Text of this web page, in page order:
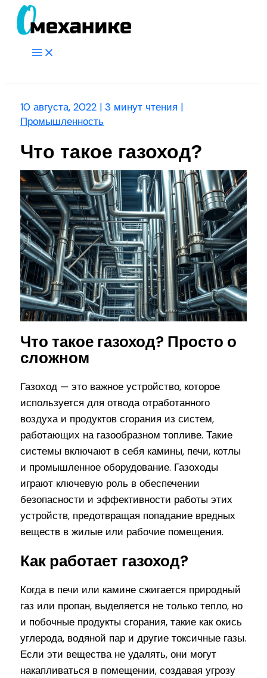
Перейти
Main
10 августа, 2022 |3 минут чтения |
Промышленность
Что такое газоход?
Что такое газоход? Просто о
сложном
Газоход — это важное устройство, которое
используется для отвода отработанного
воздуха и продуктов сгорания из систем,
работающих на газообразном топливе. Такие
системы включают в себя камины, печи, котлы
и промышленное оборудование. Газоходы
играют ключевую роль в обеспечении
безопасности и эффективности работы этих
устройств, предотвращая попадание вредных
веществ в жилые или рабочие помещения.
Как работает газоход?
Когда в печи или камине сжигается природный
газ или пропан, выделяется не только тепло, но
и побочные продукты сгорания, такие как окись
углерода, водяной пар и другие токсичные газы.
Если эти вещества не удалять, они могут
накапливаться в помещении, создавая угрозу